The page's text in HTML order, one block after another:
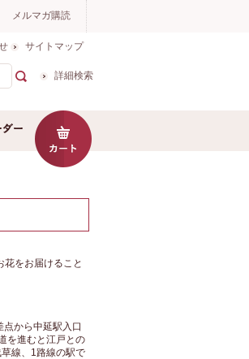
メルマガ購読
サイトマップ
詳細検索
をお届けること
から中延駅入口
を進むと江戸との
線、1路線の駅で